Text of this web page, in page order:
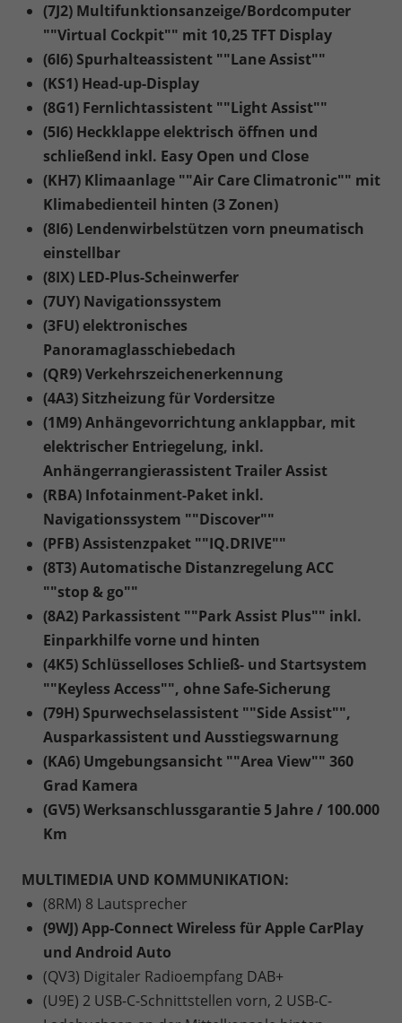
(7J2) Multifunktionsanzeige/Bordcomputer
""Virtual Cockpit"" mit 10,25 TFT Display
(6I6) Spurhalteassistent ""Lane Assist""
(KS1) Head-up-Display
(8G1) Fernlichtassistent ""Light Assist""
(5I6) Heckklappe elektrisch öffnen und
schließend inkl. Easy Open und Close
(KH7) Klimaanlage ""Air Care Climatronic"" mit
Klimabedienteil hinten (3 Zonen)
(8I6) Lendenwirbelstützen vorn pneumatisch
einstellbar
(8IX) LED-Plus-Scheinwerfer
(7UY) Navigationssystem
(3FU) elektronisches
Panoramaglasschiebedach
(QR9) Verkehrszeichenerkennung
(4A3) Sitzheizung für Vordersitze
(1M9) Anhängevorrichtung anklappbar, mit
elektrischer Entriegelung, inkl.
Anhängerrangierassistent Trailer Assist
(RBA) Infotainment-Paket inkl.
Navigationssystem ""Discover""
(PFB) Assistenzpaket ""IQ.DRIVE""
(8T3) Automatische Distanzregelung ACC
""stop & go""
(8A2) Parkassistent ""Park Assist Plus"" inkl.
Einparkhilfe vorne und hinten
(4K5) Schlüsselloses Schließ- und Startsystem
""Keyless Access"", ohne Safe-Sicherung
(79H) Spurwechselassistent ""Side Assist"",
Ausparkassistent und Ausstiegswarnung
(KA6) Umgebungsansicht ""Area View"" 360
Grad Kamera
(GV5) Werksanschlussgarantie 5 Jahre / 100.000
Km
MULTIMEDIA UND KOMMUNIKATION:
(8RM) 8 Lautsprecher
(9WJ) App-Connect Wireless für Apple CarPlay
und Android Auto
(QV3) Digitaler Radioempfang DAB+
(U9E) 2 USB-C-Schnittstellen vorn, 2 USB-C-